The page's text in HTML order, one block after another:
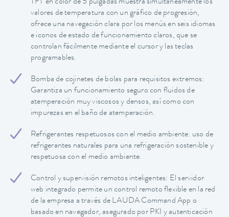
TFT en color de 5 pulgadas muestra simultáneamente los
valores de temperatura con un gráfico de progresión,
ofrece una navegación clara por los menús en seis idiomas
e iconos de estado de funcionamiento claros, que se
controlan fácilmente mediante el cursor y las teclas
programables.
Bomba de cojinetes de bolas para requisitos extremos:
Garantiza un funcionamiento seguro con fluidos de
atemperación muy viscosos y densos, así como con
impurezas en el baño de atemperación.
Refrigerantes respetuosos con el medio ambiente: uso de
refrigerantes naturales para una refrigeración sostenible y
respetuosa con el medio ambiente.
Control y supervisión remotos inteligentes: El servidor
web integrado permite un control remoto flexible en la red
de la empresa a través de LAUDA Command App o
basado en navegador, asegurado por PKI y autenticación